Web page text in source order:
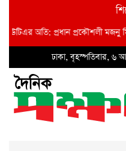
অতি: প্রধান প্রকৌশলী মজনু মিয়া●
ঢাকা, বৃহস্পতিবার, ৬